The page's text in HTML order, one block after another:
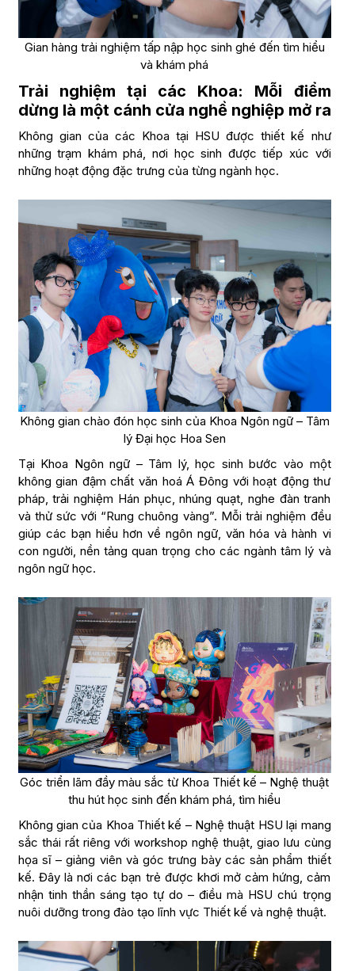
Gian hàng trải nghiệm tấp nập học sinh ghé đến tìm hiểu
và khám phá
Trải nghiệm tại các Khoa: Mỗi điểm
dừng là một cánh cửa nghề nghiệp mở ra
Không gian của các Khoa tại HSU được thiết kế như
những trạm khám phá, nơi học sinh được tiếp xúc với
những hoạt động đặc trưng của từng ngành học.
Không gian chào đón học sinh của Khoa Ngôn ngữ – Tâm
lý Đại học Hoa Sen
Tại Khoa Ngôn ngữ – Tâm lý, học sinh bước vào một
không gian đậm chất văn hoá Á Đông với hoạt động thư
pháp, trải nghiệm Hán phục, nhúng quạt, nghe đàn tranh
và thử sức với “Rung chuông vàng”. Mỗi trải nghiệm đều
giúp các bạn hiểu hơn về ngôn ngữ, văn hóa và hành vi
con người, nền tảng quan trọng cho các ngành tâm lý và
ngôn ngữ học.
Góc triển lãm đầy màu sắc từ Khoa Thiết kế – Nghệ thuật
thu hút học sinh đến khám phá, tìm hiểu
Không gian của Khoa Thiết kế – Nghệ thuật HSU lại mang
sắc thái rất riêng với workshop nghệ thuật, giao lưu cùng
họa sĩ – giảng viên và góc trưng bày các sản phẩm thiết
kế. Đây là nơi các bạn trẻ được khơi mở cảm hứng, cảm
nhận tinh thần sáng tạo tự do – điều mà HSU chú trọng
nuôi dưỡng trong đào tạo lĩnh vực Thiết kế và nghệ thuật.